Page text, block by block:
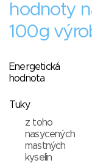
hodnoty
100g
Energetická
hodnota
Tuky
z toho
nasycených
mastných
kyselin